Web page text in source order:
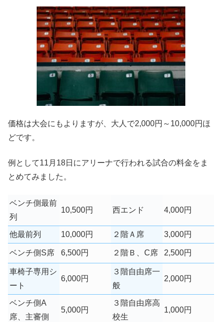
価格は大会にもよりますが、 大人で2,000円～10,000円ほ
どです。
例として11月18日にアリーナで行われる試合の料金をま
とめてみました。
ベンチ側最前
列
10,500円 西エンド 4,000円
他最前列 10,000円 ２階Ａ席 3,000円
ベンチ側S席 6,500円 ２階Ｂ、C席 2,500円
車椅子専用シ
ート
6,000円
３階自由席一
般
2,000円
ベンチ側A
席、主審側
5,000円
３階自由席高
校生
1,000円